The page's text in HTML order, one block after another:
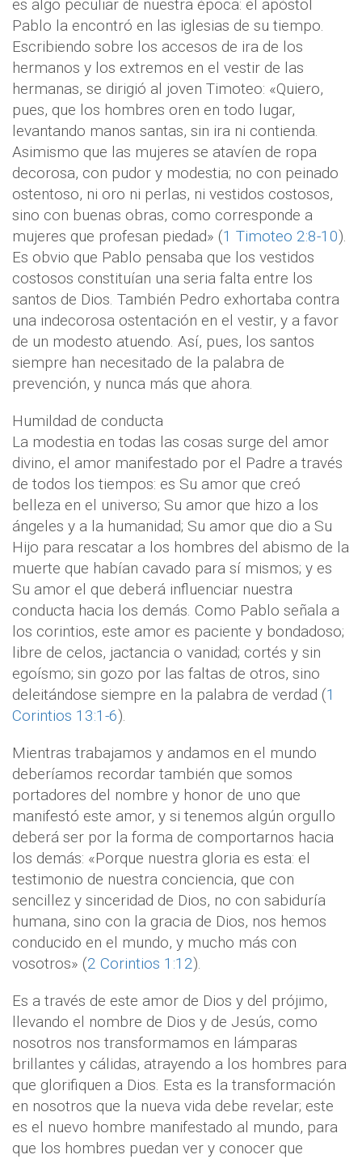
es algo peculiar de nuestra época: el apóstol
Pablo la encontró en las iglesias de su tiempo.
Escribiendo sobre los accesos de ira de los
hermanos y los extremos en el vestir de las
hermanas, se dirigió al joven Timoteo: «Quiero,
pues, que los hombres oren en todo lugar,
levantando manos santas, sin ira ni contienda.
Asimismo que las mujeres se atavíen de ropa
decorosa, con pudor y modestia; no con peinado
ostentoso, ni oro ni perlas, ni vestidos costosos,
sino con buenas obras, como corresponde a
mujeres que profesan piedad» (1 Timoteo 2:8-10).
Es obvio que Pablo pensaba que los vestidos
costosos constituían una seria falta entre los
santos de Dios. También Pedro exhortaba contra
una indecorosa ostentación en el vestir, y a favor
de un modesto atuendo. Así, pues, los santos
siempre han necesitado de la palabra de
prevención, y nunca más que ahora.
Humildad de conducta
La modestia en todas las cosas surge del amor
divino, el amor manifestado por el Padre a través
de todos los tiempos: es Su amor que creó
belleza en el universo; Su amor que hizo a los
ángeles y a la humanidad; Su amor que dio a Su
Hijo para rescatar a los hombres del abismo de la
muerte que habían cavado para sí mismos; y es
Su amor el que deberá influenciar nuestra
conducta hacia los demás. Como Pablo señala a
los corintios, este amor es paciente y bondadoso;
libre de celos, jactancia o vanidad; cortés y sin
egoísmo; sin gozo por las faltas de otros, sino
deleitándose siempre en la palabra de verdad (1
Corintios 13:1-6).
Mientras trabajamos y andamos en el mundo
deberíamos recordar también que somos
portadores del nombre y honor de uno que
manifestó este amor, y si tenemos algún orgullo
deberá ser por la forma de comportarnos hacia
los demás: «Porque nuestra gloria es esta: el
testimonio de nuestra conciencia, que con
sencillez y sinceridad de Dios, no con sabiduría
humana, sino con la gracia de Dios, nos hemos
conducido en el mundo, y mucho más con
vosotros» (2 Corintios 1:12).
Es a través de este amor de Dios y del prójimo,
llevando el nombre de Dios y de Jesús, como
nosotros nos transformamos en lámparas
brillantes y cálidas, atrayendo a los hombres para
que glorifiquen a Dios. Esta es la transformación
en nosotros que la nueva vida debe revelar; este
es el nuevo hombre manifestado al mundo, para
que los hombres puedan ver y conocer que